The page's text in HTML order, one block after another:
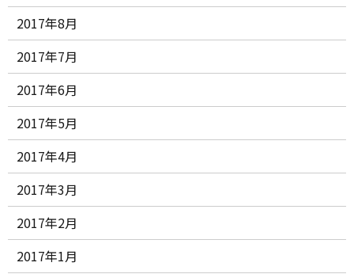
2017年8月
2017年7月
2017年6月
2017年5月
2017年4月
2017年3月
2017年2月
2017年1月